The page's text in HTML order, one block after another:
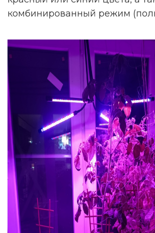
комбинированный режим